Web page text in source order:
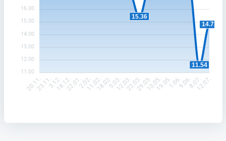
16.00
15.00
14.00
13.00
12.00
11.00
15.36
11.54
14.73
20.11.23.11.3.12.18.12.22.01.2.02.11.02.18.02.5.03.12.03.22.03.29.03.10.05.19.05.1.06.9.06.8.07.12.07.